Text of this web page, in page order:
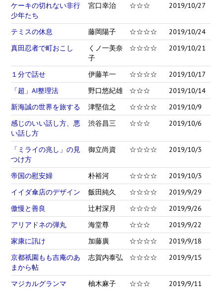
ケーキの切れない非行
少年たち
宮口幸治 ☆☆☆ 2019/10/27
テミスの休息 藤岡陽子 ☆☆☆☆
2019/10/24
真田忍者で町おこし
くノ一美奈
子
☆☆☆☆ 2019/10/21
１分で話せ 伊藤羊一 ☆☆☆☆
2019/10/17
「超」AI整理法
野口悠紀雄 ☆☆☆
2019/10/14
新海誠の世界を旅する
津堅信之 ☆☆☆☆
2019/10/9
感じのいい話し方、悪
い話し方
渋谷昌三 ☆☆☆ 2019/10/6
「ミライの兆し」の見
つけ方
御立尚資 ☆☆☆☆ 2019/10/3
帝国の慰安婦 朴裕河 ☆☆☆☆
2019/10/3
イイダ傘店のデザイン
飯田純久 ☆☆☆☆
2019/9/29
傲慢と善良
辻村深月 ☆☆☆☆
2019/9/26
アリアドネの弾丸
海堂尊 ☆☆☆
2019/9/22
家康に訊け
加藤廣 ☆☆☆☆
2019/9/18
京都祇園もも吉庵のあ
まから帖
志賀内泰弘 ☆☆☆☆ 2019/9/15
マジカルグランマ 柚木麻子 ☆☆☆
2019/9/11